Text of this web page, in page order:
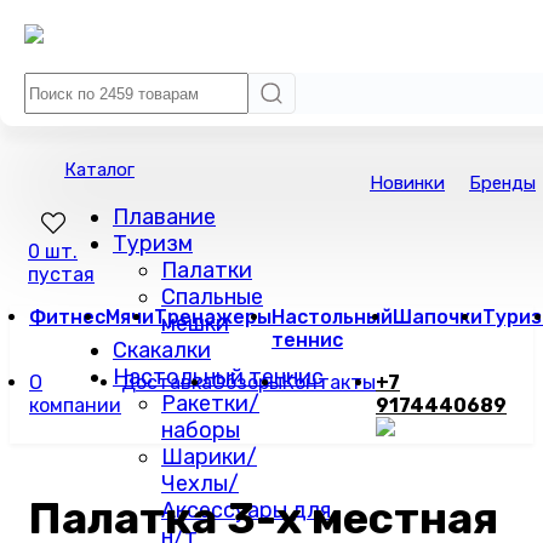
Каталог
Плавание
Туризм
Палатки
Спальные
мешки
Скакалки
Настольный теннис
Ракетки/
наборы
Шарики/
Чехлы/
Аксессуары для
н/т
Новинки Бренды
0 шт.
пустая
ФитнесМячиТренажерыНастольный
теннис
Шапочки
О
компании
ДоставкаОбзорыКонтакты+7
9174440689
Палатка 3-х местная